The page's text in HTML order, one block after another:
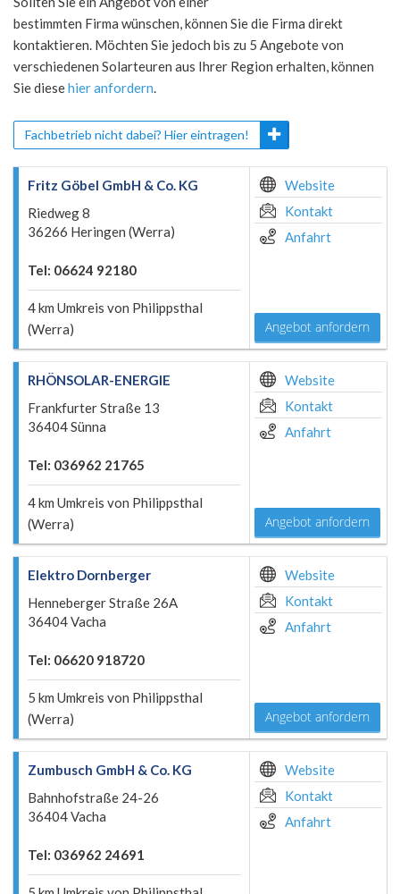
bestimmten Firma wünschen, können Sie die Firma direkt
kontaktieren. Möchten Sie jedoch bis zu 5 Angebote von
verschiedenen Solarteuren aus Ihrer Region erhalten, können
Sie diesehier anfordern.
Fachbetrieb nicht dabei? Hier eintragen!
Fritz Göbel GmbH & Co. KG
Riedweg 8
36266 Heringen (Werra)
Tel: 06624 92180
4 km Umkreis von Philippsthal
(Werra)
Website
Kontakt
Anfahrt
Angebot anfordern
RHÖNSOLAR-ENERGIE
Frankfurter Straße 13
36404 Sünna
Tel: 036962 21765
4 km Umkreis von Philippsthal
(Werra)
Website
Kontakt
Anfahrt
Angebot anfordern
Elektro Dornberger
Henneberger Straße 26A
36404 Vacha
Tel: 06620 918720
5 km Umkreis von Philippsthal
(Werra)
Website
Kontakt
Anfahrt
Angebot anfordern
Zumbusch GmbH & Co. KG
Bahnhofstraße 24-26
36404 Vacha
Tel: 036962 24691
Website
Kontakt
Anfahrt